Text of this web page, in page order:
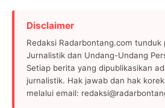
Disclaimer
Redaksi Radarbontang.com tunduk
Jurnalistik dan Undang-Undang
Setiap berita yang dipublikasikan
jurnalistik. Hak jawab dan hak
melalui email: